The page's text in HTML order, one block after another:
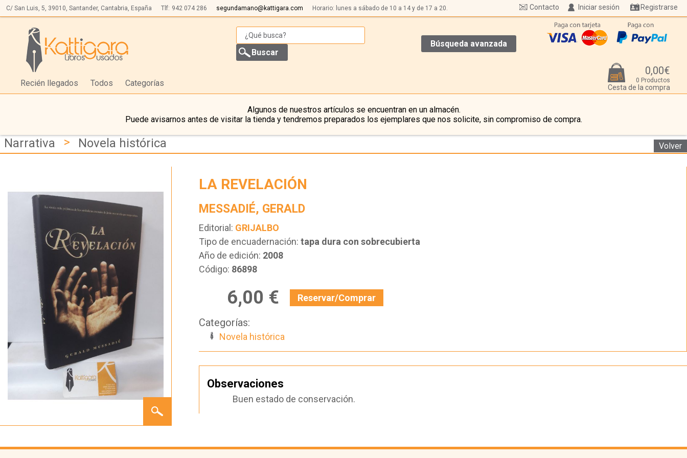
C/ San Luis, 5, 39010, Santander, Cantabria, España Tlf: 942 074 286 segundamano@kattigara.com Horario: lunes a sábado de 10 a 14 y de 17 a 20. Iniciar sesión Registrarse
Contacto
Búsqueda avanzada
Recién llegados Todos Categorías
0,00€
0 Productos
Cesta de la compra
Algunos de nuestros artículos se encuentran en un almacén.
Puede avisarnos antes de visitar la tienda y tendremos preparados los ejemplares que nos solicite, sin compromiso de compra.
Narrativa > Novela histórica Volver
REVELACIÓN
LA REVELACIÓN
MESSADIÉ, GERALD
Editorial: GRIJALBO
Tipo de encuadernación: tapa dura con sobrecubierta
Año de edición: 2008
Código: 86898
6,00 € Reservar/Comprar
Categorías:
Novela histórica
Observaciones
Buen estado de conservación.